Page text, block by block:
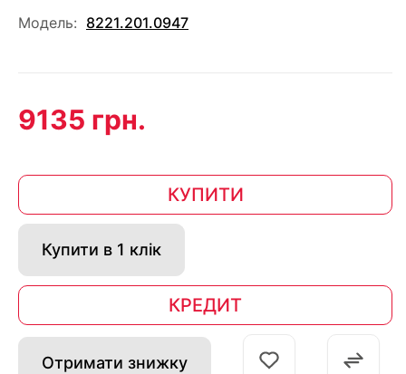
Модель: 8221.201.0947
9135 грн.
КУПИТИ
Купити в 1 клік
КРЕДИТ
Отримати знижку